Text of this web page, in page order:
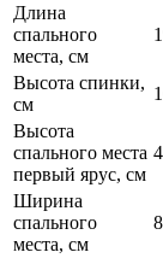
Длина
спального
места, см
Высота спинки,
см
Высота
спального места
первый ярус, см
Ширина
спального
места, см